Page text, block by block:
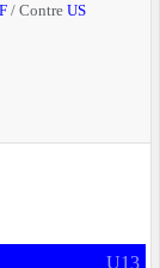
/ Contre US
U13